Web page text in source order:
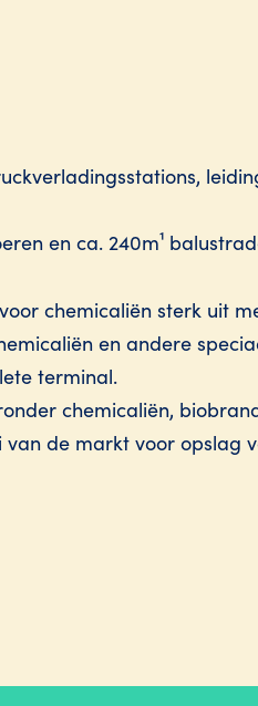
en ca. 240m¹
chemicaliën sterk uit
en andere
terminal.
chemicaliën,
de markt voor opslag